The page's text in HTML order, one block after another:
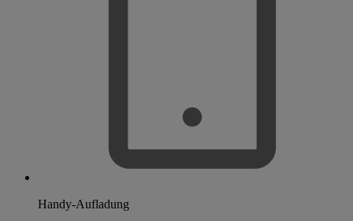
Handy-Aufladung